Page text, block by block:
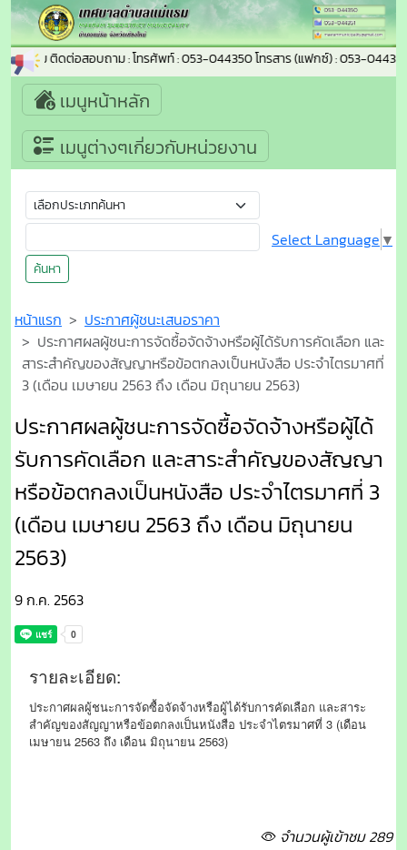
ม่แรม ติดต่อสอบถาม : โทรศัพท์ : 053-044350 โทรสาร (แฟกซ์) : 053-044351
เมนูหน้าหลัก
เมนูต่างๆเกี่ยวกับหน่วยงาน
ค้นหา
Select Language ▼
หน้าแรก
ประกาศผู้ชนะเสนอราคา
ประกาศผลผู้ชนะการจัดซื้อจัดจ้างหรือผู้ได้รับการคัดเลือก และ
สาระสำคัญของสัญญาหรือข้อตกลงเป็นหนังสือ ประจำไตรมาศที่
3 (เดือน เมษายน 2563 ถึง เดือน มิถุนายน 2563)
ประกาศผลผู้ชนะการจัดซื้อจัดจ้างหรือผู้ได้
รับการคัดเลือก และสาระสำคัญของสัญญา
หรือข้อตกลงเป็นหนังสือ ประจำไตรมาศที่ 3
(เดือน เมษายน 2563 ถึง เดือน มิถุนายน
2563)
9 ก.ค. 2563
รายละเอียด:
ประกาศผลผู้ชนะการจัดซื้อจัดจ้างหรือผู้ได้รับการคัดเลือก และสาระ
สำคัญของสัญญาหรือข้อตกลงเป็นหนังสือ ประจำไตรมาศที่ 3 (เดือน
เมษายน 2563 ถึง เดือน มิถุนายน 2563)
จำนวนผู้เข้าชม 289